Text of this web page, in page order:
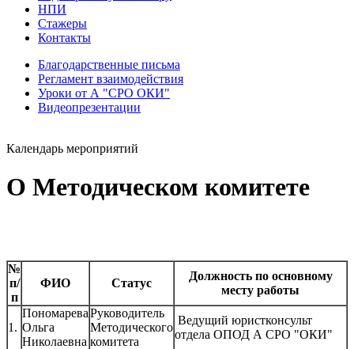
НПИ
Стажеры
Контакты
Благодарственные письма
Регламент взаимодействия
Уроки от А "СРО ОКИ"
Видеопрезентации
Календарь мероприятий
О Методическом комитете
№
п/
п
ФИО Статус
Должность по основному
месту работы
1.
Пономарева
Ольга
Николаевна
Руководитель
Методического
комитета
Ведущий юристконсульт
отдела ОПОД А СРО "ОКИ"